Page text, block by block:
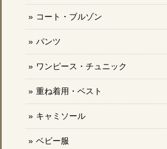
コート・ブルゾン
パンツ
ワンピース・チュニック
重ね着用・ベスト
キャミソール
ベビー服